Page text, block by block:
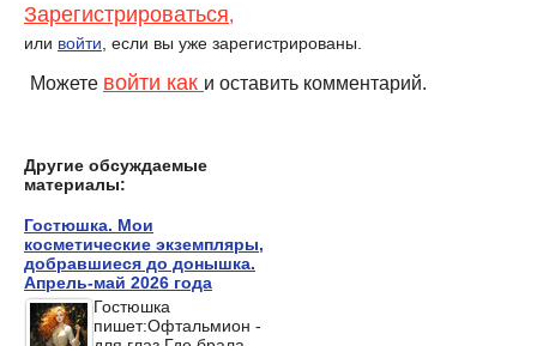
Леонардо Ди Каприо скоро
станет отцом
Зарегистрироваться,
или войти , если вы уже зарегистрированы.
Можете войти как и оставить комментарий.
Другие обсуждаемые
материалы:
Гостюшка. Мои
косметические экземпляры,
добравшиеся до донышка.
Апрель-май 2026 года
Гостюшка
пишет:Офтальмион -